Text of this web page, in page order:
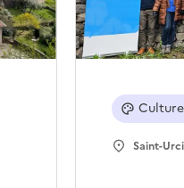
Saint-